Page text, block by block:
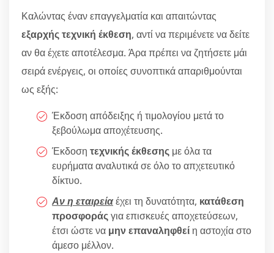
Καλώντας έναν επαγγελματία και απαιτώντας
εξαρχής τεχνική έκθεση, αντί να περιμένετε να δείτε
αν θα έχετε αποτέλεσμα. Άρα πρέπει να ζητήσετε μάι
σειρά ενέργεις, οι οποίες συνοπτικά απαριθμούνται
ως εξής:
Έκδοση απόδειξης ή τιμολογίου μετά το
ξεβούλωμα αποχέτευσης.
Έκδοση τεχνικής έκθεσης με όλα τα
ευρήματα αναλυτικά σε όλο το απχετευτικό
δίκτυο.
Αν η εταιρείαέχει τη δυνατότητα, κατάθεση
προσφοράςγια επισκευές αποχετεύσεων,
έτσι ώστε να μην επαναληφθεί η αστοχία στο
άμεσο μέλλον.